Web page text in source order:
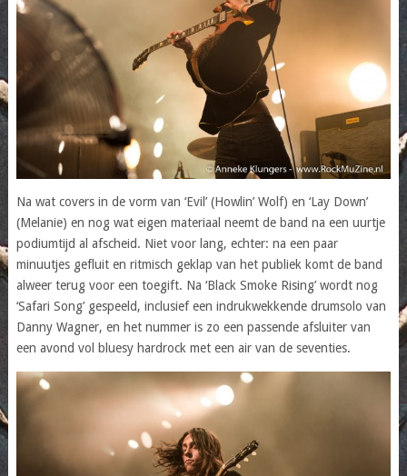
Na wat covers in de vorm van ‘Evil’ (Howlin’ Wolf) en ‘Lay Down’
(Melanie) en nog wat eigen materiaal neemt de band na een uurtje
podiumtijd al afscheid. Niet voor lang, echter: na een paar
minuutjes gefluit en ritmisch geklap van het publiek komt de band
alweer terug voor een toegift. Na ‘Black Smoke Rising’ wordt nog
‘Safari Song’ gespeeld, inclusief een indrukwekkende drumsolo van
Danny Wagner, en het nummer is zo een passende afsluiter van
een avond vol bluesy hardrock met een air van de seventies.